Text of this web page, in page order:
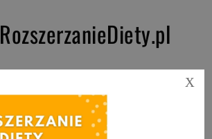
RozszerzanieDiety.pl
X